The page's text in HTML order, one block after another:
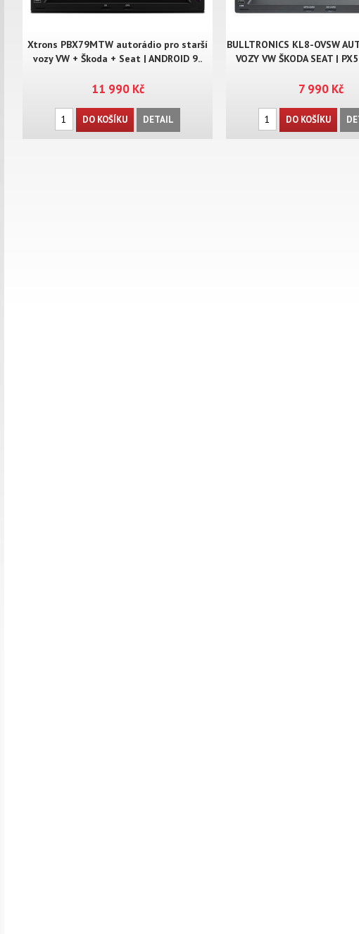
Xtrons PBX79MTW autorádio pro starší
vozy VW + Škoda + Seat | ANDROID 9..
11 990 Kč
DO KOŠÍKU DETAIL
BULLTRONICS KL8-OVSW
VOZY VW ŠKODA SEAT |
7 990 Kč
DO KOŠÍKU